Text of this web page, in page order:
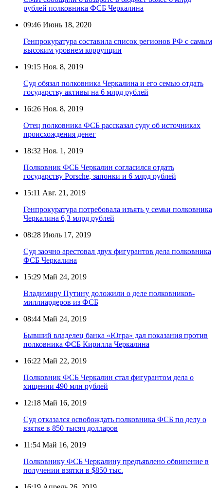
рублей полковника ФСБ Черкалина
09:46 Июнь 18, 2020
Генпрокуратура составила список регионов РФ с самым
высоким уровнем коррупции
19:15 Ноя. 8, 2019
Суд обязал полковника Черкалина и его семью отдать
государству активы на 6 млрд рублей
16:26 Ноя. 8, 2019
Отец полковника ФСБ рассказал суду об источниках
происхождения денег
18:32 Ноя. 1, 2019
Полковник ФСБ Черкалин согласился отдать
государству Porsche, запонки и 6 млрд рублей
15:11 Авг. 21, 2019
Генпрокуратура потребовала изъять у семьи полковника
Черкалина 6,3 млрд рублей
08:28 Июль 17, 2019
Суд заочно арестовал двух фигурантов дела полковника
ФСБ Черкалина
15:29 Май 24, 2019
Владимиру Путину доложили о деле полковников-
миллиардеров из ФСБ
08:44 Май 24, 2019
Бывший владелец банка «Югра» дал показания против
полковника ФСБ Кирилла Черкалина
16:22 Май 22, 2019
Полковник ФСБ Черкалин стал фигурантом дела о
хищении 490 млн рублей
12:18 Май 16, 2019
Суд отказался освобождать полковника ФСБ по делу о
взятке в 850 тысяч долларов
11:54 Май 16, 2019
Полковнику ФСБ Черкалину предъявлено обвинение в
получении взятки в $850 тыс.